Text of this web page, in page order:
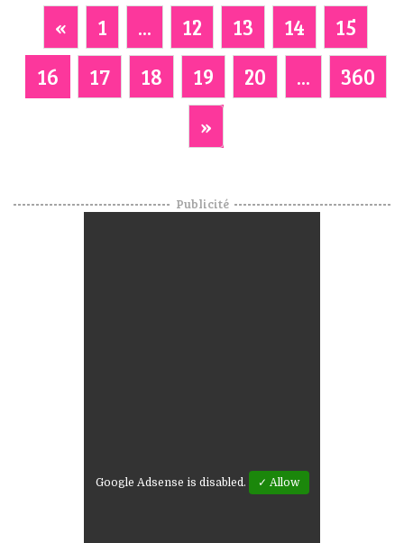
« 1 ... 12 13 14
15
16
17 18 19 20 ...
360
»
Publicité
Google Adsense is disabled. ✓ Allow